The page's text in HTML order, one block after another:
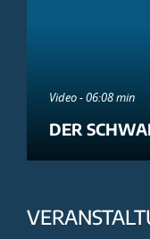
Video - 06:08 min
DER